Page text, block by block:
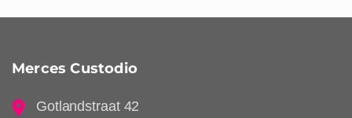
Merces Custodio
Gotlandstraat 42